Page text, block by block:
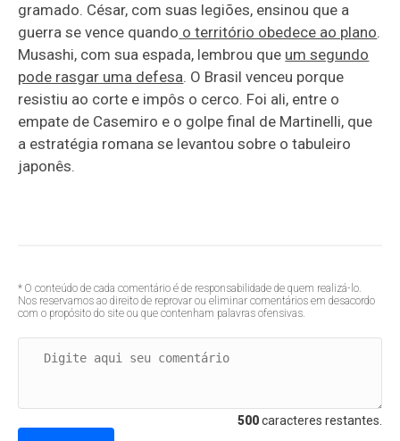
gramado. César, com suas legiões, ensinou que a
guerra se vence quando o território obedece ao plano.
Musashi, com sua espada, lembrou que um segundo
pode rasgar uma defesa. O Brasil venceu porque
resistiu ao corte e impôs o cerco. Foi ali, entre o
empate de Casemiro e o golpe final de Martinelli, que
a estratégia romana se levantou sobre o tabuleiro
japonês.
* O conteúdo de cada comentário é de responsabilidade de quem realizá-lo.
Nos reservamos ao direito de reprovar ou eliminar comentários em desacordo
com o propósito do site ou que contenham palavras ofensivas.
500caracteres restantes.